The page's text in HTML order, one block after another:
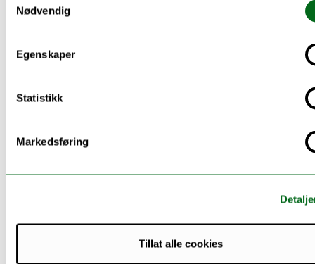
Nødvendig
Egenskaper
Statistikk
Markedsføring
Tillat alle cookies
førsteamanuensis Lene-Mari P. Rasmussen ved RKBU